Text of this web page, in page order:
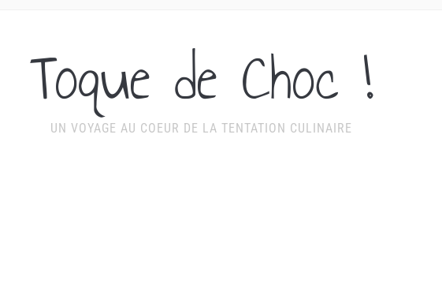
Toque de Choc !
UN VOYAGE AU COEUR DE LA TENTATION CULINAIRE